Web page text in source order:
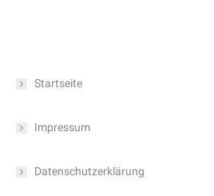
Startseite
Impressum
Datenschutzerklärung